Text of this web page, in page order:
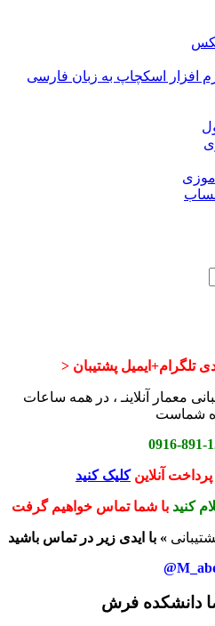
افزار اسکچاپ به زبان فارسی
تلگرام+ایمیل پشتیبان <
معمار آنلاینـ ، در همه ساعات
شماست
آنلاینکلیک کنید
کنید با شما تماس خواهیم گرفت
» با ایدی زیر در تماس باشید
دانشکده فرش